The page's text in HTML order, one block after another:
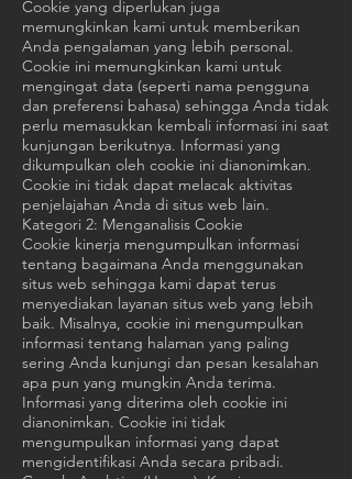
Cookie yang diperlukan juga
memungkinkan kami untuk memberikan
Anda pengalaman yang lebih personal.
Cookie ini memungkinkan kami untuk
mengingat data (seperti nama pengguna
dan preferensi bahasa) sehingga Anda tidak
perlu memasukkan kembali informasi ini saat
kunjungan berikutnya. Informasi yang
dikumpulkan oleh cookie ini dianonimkan.
Cookie ini tidak dapat melacak aktivitas
penjelajahan Anda di situs web lain.
Kategori 2: Menganalisis Cookie
Cookie kinerja mengumpulkan informasi
tentang bagaimana Anda menggunakan
situs web sehingga kami dapat terus
menyediakan layanan situs web yang lebih
baik. Misalnya, cookie ini mengumpulkan
informasi tentang halaman yang paling
sering Anda kunjungi dan pesan kesalahan
apa pun yang mungkin Anda terima.
Informasi yang diterima oleh cookie ini
dianonimkan. Cookie ini tidak
mengumpulkan informasi yang dapat
mengidentifikasi Anda secara pribadi.